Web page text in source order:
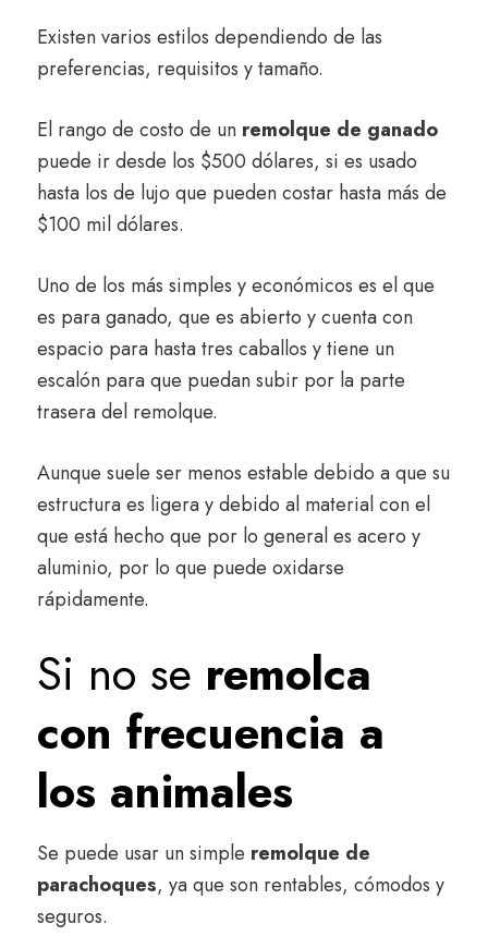
Existen varios estilos dependiendo de las
preferencias, requisitos y tamaño.
El rango de costo de un remolque de ganado
puede ir desde los $500 dólares, si es usado
hasta los de lujo que pueden costar hasta más de
$100 mil dólares.
Uno de los más simples y económicos es el que
es para ganado, que es abierto y cuenta con
espacio para hasta tres caballos y tiene un
escalón para que puedan subir por la parte
trasera del remolque.
Aunque suele ser menos estable debido a que su
estructura es ligera y debido al material con el
que está hecho que por lo general es acero y
aluminio, por lo que puede oxidarse
rápidamente.
Si no se remolca
con frecuencia a
los animales
Se puede usar un simple remolque de
parachoques, ya que son rentables, cómodos y
seguros.